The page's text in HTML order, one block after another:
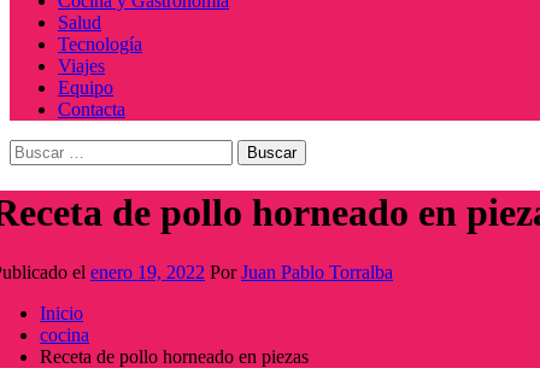
Salud
Tecnología
Viajes
Equipo
Contacta
Buscar:
de pollo horneado en
el enero 19, 2022 PorJuan Pablo Torralba
Inicio
cocina
Receta de pollo horneado en piezas